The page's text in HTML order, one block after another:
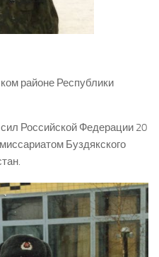
районе Республики
Российской Федерации 20
Буздякского